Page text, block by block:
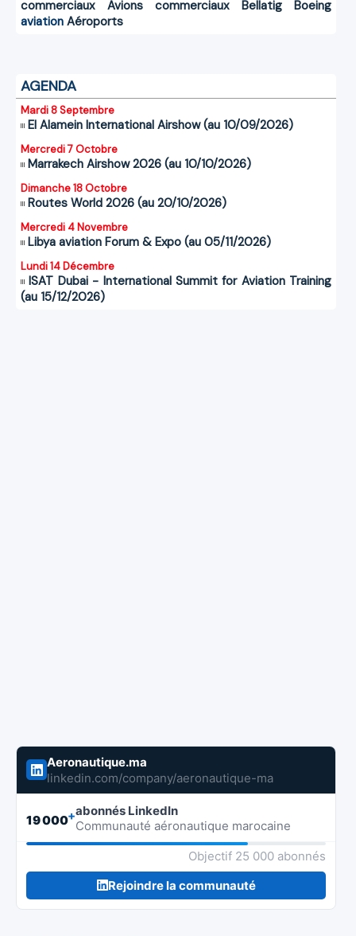
commerciaux Avions commerciaux Bellatig
Boeing
aviation Aéroports
AGENDA
Mardi 8 Septembre
El Alamein International Airshow (au 10/09/2026)
Mercredi 7 Octobre
Marrakech Airshow 2026 (au 10/10/2026)
Dimanche 18 Octobre
Routes World 2026 (au 20/10/2026)
Mercredi 4 Novembre
Libya aviation Forum & Expo (au 05/11/2026)
Lundi 14 Décembre
ISAT Dubai - International Summit for Aviation Training
(au 15/12/2026)
Aeronautique.ma
linkedin.com/company/aeronautique-ma
19 000+abonnés LinkedIn
Communauté aéronautique marocaine
Objectif 25 000 abonnés
Rejoindre la communauté